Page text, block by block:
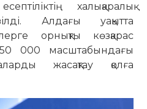
халықаралық
Алдағы уақытта
орнықты көзқарас
000 масштабындағы
жасақтау қолға